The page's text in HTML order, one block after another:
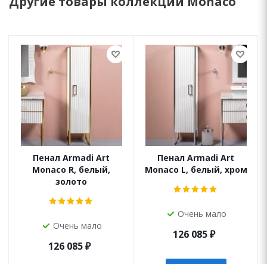
Пенал Armadi Art
Monaco R, белый,
золото
Очень мало
126 085₽
Пенал Armadi Art
Monaco L, белый, хром
Очень мало
126 085₽